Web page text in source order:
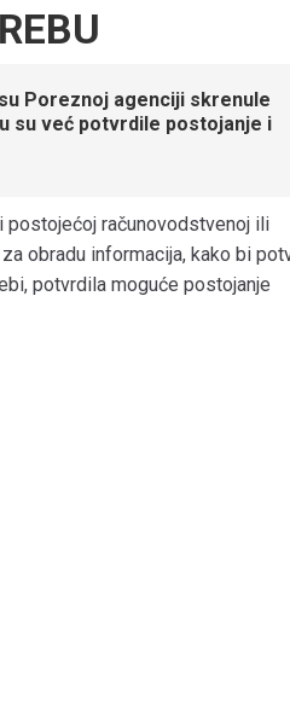
Poreznoj agenciji skrenule
su već potvrdile postojanje i
postojećoj računovodstvenoj ili
obradu informacija, kako bi
potvrdila moguće postojanje